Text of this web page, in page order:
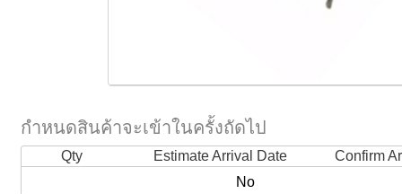
กำหนดสินค้าจะเข้าในครั้งถัดไป
Qty Estimate Arrival Date
Confirm
No